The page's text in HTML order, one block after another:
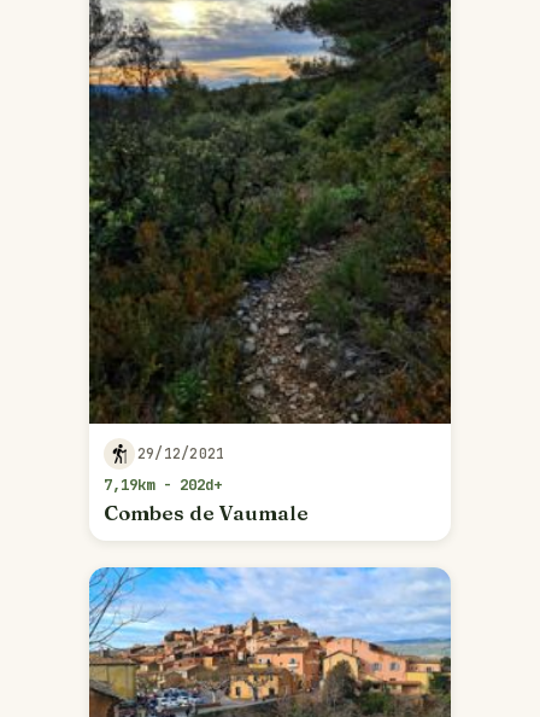
29/12/2021
7,19km - 202d+
Combes de Vaumale